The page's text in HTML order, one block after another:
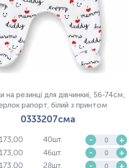
на резинці для дівчинкиі, 56-74см,
рапорт, білий з принтом
0333207сма
173,00 40шт. - +
173,00 46шт. - +
173,00 28шт. - +